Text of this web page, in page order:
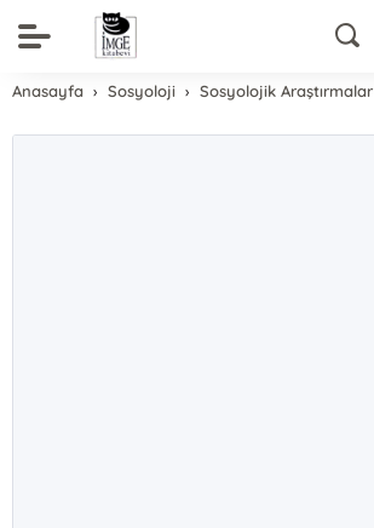
Anasayfa Sosyoloji Sosyolojik Araştırmalar